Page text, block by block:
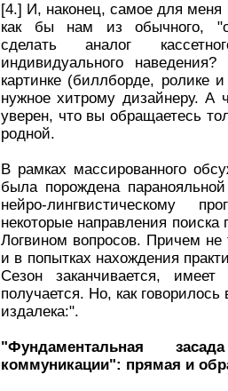
[4.] И, наконец, самое для меня
как бы нам из обычного,
сделать аналог
индивидуального
картинке (биллборде, ролике
нужное хитрому дизайнеру.
уверен, что вы обращаетесь
родной.
В рамках массированного
была порождена
нейро-лингвистическому
некоторые направления
Логвином вопросов. Причем не
и в попытках нахождения
Сезон заканчивается,
получается. Но, как
издалека:".
"Фундаментальная
коммуникации": прямая и